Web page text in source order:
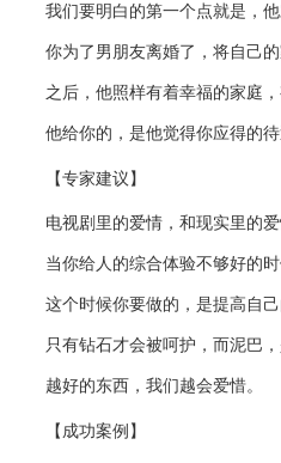
我们要明白的第一个点就是，他
你为了男朋友离婚了，将自己的
之后，他照样有着幸福的家庭，
他给你的，是他觉得你应得的待
【专家建议】
电视剧里的爱情，和现实里的爱
当你给人的综合体验不够好的时
这个时候你要做的，是提高自己
只有钻石才会被呵护，而泥巴，
越好的东西，我们越会爱惜。
【成功案例】